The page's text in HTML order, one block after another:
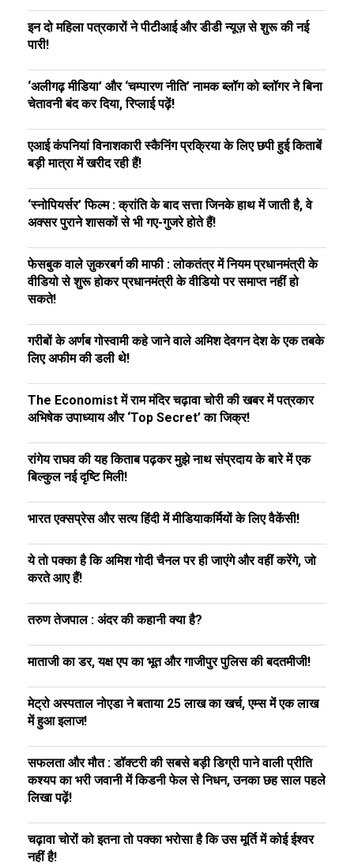
इन दो महिला पत्रकारों ने पीटीआई और डीडी न्यूज़ से शुरू की नई
पारी!
‘अलीगढ़ मीडिया’ और ‘चम्पारण नीति’ नामक ब्लॉग को ब्लॉगर ने बिना
चेतावनी बंद कर दिया, रिप्लाई पढ़ें!
एआई कंपनियां विनाशकारी स्कैनिंग प्रक्रिया के लिए छपी हुई किताबें
बड़ी मात्रा में खरीद रही हैं!
‘स्नोपियर्सर’ फिल्म : क्रांति के बाद सत्ता जिनके हाथ में जाती है, वे
अक्सर पुराने शासकों से भी गए-गुजरे होते हैं!
फेसबुक वाले ज़ुकरबर्ग की माफी : लोकतंत्र में नियम प्रधानमंत्री के
वीडियो से शुरू होकर प्रधानमंत्री के वीडियो पर समाप्त नहीं हो
सकते!
गरीबों के अर्णब गोस्वामी कहे जाने वाले अमिश देवगन देश के एक तबके
लिए अफीम की डली थे!
The Economist में राम मंदिर चढ़ावा चोरी की खबर में पत्रकार
अभिषेक उपाध्याय और ‘Top Secret’ का जिक्र!
रांगेय राघव की यह किताब पढ़कर मुझे नाथ संप्रदाय के बारे में एक
बिल्कुल नई दृष्टि मिली!
भारत एक्सप्रेस और सत्य हिंदी में मीडियाकर्मियों के लिए वैकेंसी!
ये तो पक्का है कि अमिश गोदी चैनल पर ही जाएंगे और वहीं करेंगे, जो
करते आए हैं!
तरुण तेजपाल : अंदर की कहानी क्या है?
माताजी का डर, यक्ष एप का भूत और गाजीपुर पुलिस की बदतमीजी!
मेट्रो अस्पताल नोएडा ने बताया 25 लाख का खर्च, एम्स में एक लाख
में हुआ इलाज!
सफलता और मौत : डॉक्टरी की सबसे बड़ी डिग्री पाने वाली प्रीति
कश्यप का भरी जवानी में किडनी फेल से निधन, उनका छह साल पहले
लिखा पढ़ें!
चढ़ावा चोरों को इतना तो पक्का भरोसा है कि उस मूर्ति में कोई ईश्वर
नहीं है!